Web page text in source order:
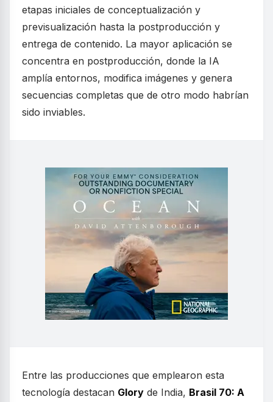
etapas iniciales de conceptualización y
previsualización hasta la postproducción y
entrega de contenido. La mayor aplicación se
concentra en postproducción, donde la IA
amplía entornos, modifica imágenes y genera
secuencias completas que de otro modo habrían
sido inviables.
Entre las producciones que emplearon esta
tecnología destacan Glory de India, Brasil 70: A